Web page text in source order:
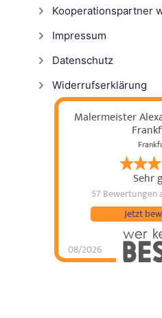
Kooperationspartner
Impressum
Datenschutz
Widerrufserklärung
Malermeister
Sehr
57 Bewertungen
08/2026
Jetzt